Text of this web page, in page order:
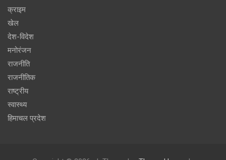
क्राइम
खेल
देश-विदेश
मनोरंजन
राजनीति
राजनीतिक
राष्ट्रीय
स्वास्थ्य
हिमाचल प्रदेश